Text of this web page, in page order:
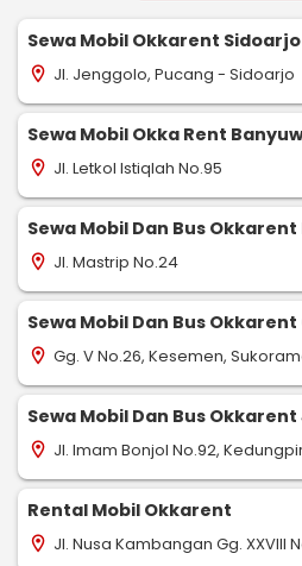
Sewa Mobil Okkarent Sidoarjo
location_on Jl. Jenggolo, Pucang - Sidoarjo
Sewa Mobil Okka Rent
location_on Jl. Letkol Istiqlah No.95
Sewa Mobil Dan Bus
location_on Jl. Mastrip No.24
Sewa Mobil Dan Bus
location_on Gg. V No.26, Kesemen,
Sewa Mobil Dan Bus
location_on Jl. Imam Bonjol No.92,
Rental Mobil Okkarent
location_on Jl. Nusa Kambangan Gg. XXVIII